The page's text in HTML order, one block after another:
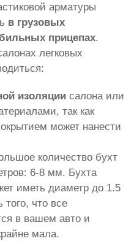
арматуры
в грузовых
прицепах.
легковых
изоляции салона или
так как
может нанести
количество бухт
6-8 мм. Бухта
иметь диаметр до 1.5
того, что все
в вашем авто и
мала.